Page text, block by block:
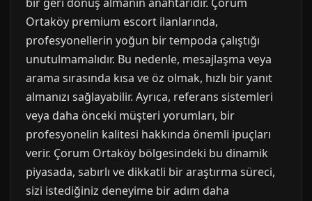
Ortaköy premium escort ilanlarında,
profesyonellerin yoğun bir tempoda çalıştığı
unutulmamalıdır. Bu nedenle, mesajlaşma veya
arama sırasında kısa ve öz olmak, hızlı bir yanıt
almanızı sağlayabilir. Ayrıca, referans sistemleri
veya daha önceki müşteri yorumları, bir
profesyonelin kalitesi hakkında önemli ipuçları
verir. Çorum Ortaköy bölgesindeki bu dinamik
piyasada, sabırlı ve dikkatli bir araştırma süreci,
sizi istediğiniz deneyime bir adım daha